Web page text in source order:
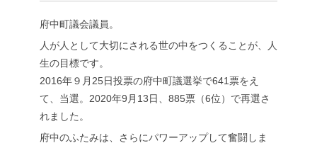
府中町議会議員。
人が人として大切にされる世の中をつくることが、人
生の目標です。
2016年９月25日投票の府中町議選挙で641票をえ
て、当選。2020年9月13日、885票（6位）で再選さ
れました。
府中のふたみは、さらにパワーアップして奮闘しま